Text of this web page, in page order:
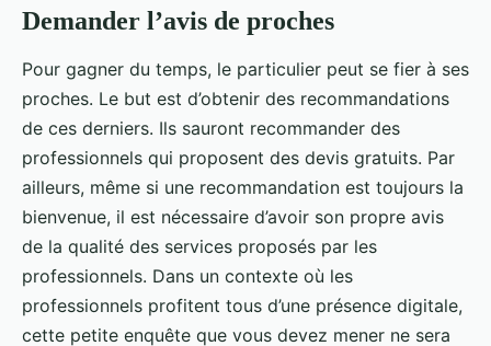
Demander l’avis de proches
Pour gagner du temps, le particulier peut se fier à ses
proches. Le but est d’obtenir des recommandations
de ces derniers. Ils sauront recommander des
professionnels qui proposent des devis gratuits. Par
ailleurs, même si une recommandation est toujours la
bienvenue, il est nécessaire d’avoir son propre avis
de la qualité des services proposés par les
professionnels. Dans un contexte où les
professionnels profitent tous d’une présence digitale,
cette petite enquête que vous devez mener ne sera